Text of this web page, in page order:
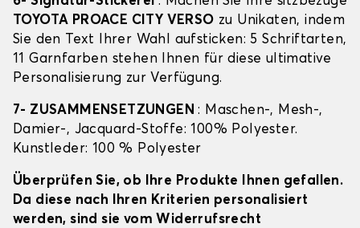
TOYOTA PROACE CITY VERSO zu Unikaten, indem
Sie den Text Ihrer Wahl aufsticken: 5 Schriftarten,
11 Garnfarben stehen Ihnen für diese ultimative
Personalisierung zur Verfügung.
7- ZUSAMMENSETZUNGEN: Maschen-, Mesh-,
Damier-, Jacquard-Stoffe: 100% Polyester.
Kunstleder: 100 % Polyester
Überprüfen Sie, ob Ihre Produkte Ihnen gefallen.
Da diese nach Ihren Kriterien personalisiert
werden, sind sie vom Widerrufsrecht